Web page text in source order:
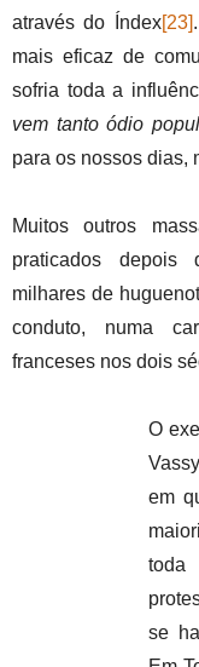
através do Índex[23]
mais eficaz de
sofria toda a
vem tanto ódio
para os nossos dias,
Muitos outros
praticados depois
milhares de
conduto, numa
franceses nos dois
O
em
toda
se